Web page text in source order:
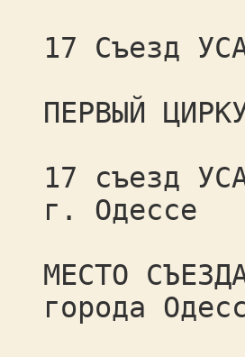
17 Съезд
ПЕРВЫЙ
17 съезд
г. Одессе
МЕСТО
города